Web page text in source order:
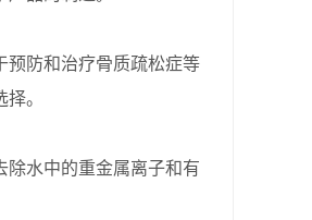
防和治疗骨质疏松症等
。
水中的重金属离子和有